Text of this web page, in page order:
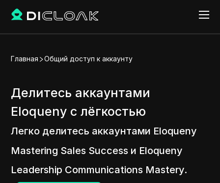
Главная Общий доступ к аккаунту
Делитесь аккаунтами
Eloqueny с лёгкостью
Легко делитесь аккаунтами Eloqueny
Mastering Sales Success и Eloqueny
Leadership Communications Mastery.